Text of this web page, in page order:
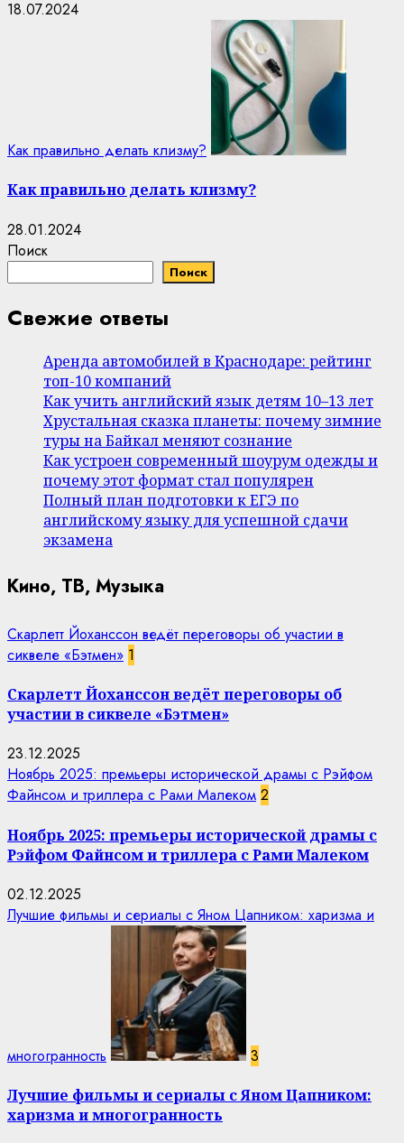
18.07.2024
Как правильно делать клизму?
Как правильно делать клизму?
28.01.2024
Поиск
Поиск
Свежие ответы
Аренда автомобилей в Краснодаре: рейтинг
топ-10 компаний
Как учить английский язык детям 10–13 лет
Хрустальная сказка планеты: почему зимние
туры на Байкал меняют сознание
Как устроен современный шоурум одежды и
почему этот формат стал популярен
Полный план подготовки к ЕГЭ по
английскому языку для успешной сдачи
экзамена
Кино, ТВ, Музыка
Скарлетт Йоханссон ведёт переговоры об участии в
сиквеле «Бэтмен» 1
Скарлетт Йоханссон ведёт переговоры об
участии в сиквеле «Бэтмен»
23.12.2025
Ноябрь 2025: премьеры исторической драмы с Рэйфом
Файнсом и триллера с Рами Малеком 2
Ноябрь 2025: премьеры исторической драмы с
Рэйфом Файнсом и триллера с Рами Малеком
02.12.2025
Лучшие фильмы и сериалы с Яном Цапником: харизма и
многогранность 3
Лучшие фильмы и сериалы с Яном Цапником:
харизма и многогранность